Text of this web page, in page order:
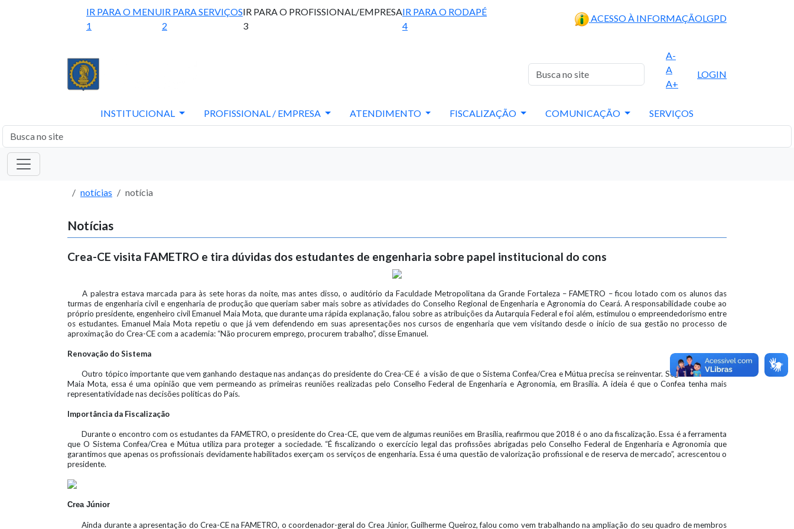
IR PARA O MENU
1
IR PARA SERVIÇOS
2
IR PARA O PROFISSIONAL/EMPRESA
3
IR PARA O RODAPÉ
4
ACESSO À INFORMAÇÃOLGPD
A-
A
A+
LOGIN
INSTITUCIONAL PROFISSIONAL / EMPRESA ATENDIMENTO FISCALIZAÇÃO COMUNICAÇÃO SERVIÇOS
notícias notícia
Notícias
Crea-CE visita FAMETRO e tira dúvidas dos estudantes de engenharia sobre papel institucional do cons
A palestra estava marcada para às sete horas da noite, mas antes disso, o auditório da Faculdade Metropolitana da Grande Fortaleza – FAMETRO – ficou lotado com os alunos das
turmas de engenharia civil e engenharia de produção que queriam saber mais sobre as atividades do Conselho Regional de Engenharia e Agronomia do Ceará. A responsabilidade coube ao
próprio presidente, engenheiro civil Emanuel Maia Mota, que durante uma rápida explanação, falou sobre as atribuições da Autarquia Federal e foi além, estimulou o empreendedorismo entre
os estudantes. Emanuel Maia Mota repetiu o que já vem defendendo em suas apresentações nos cursos de engenharia que vem visitando desde o início de sua gestão no processo de
aproximação do Crea-CE com a academia: “Não procurem emprego, procurem trabalho”, disse Emanuel.
Renovação do Sistema
Outro tópico importante que vem ganhando destaque nas andanças do presidente do Crea-CE é a visão de que o Sistema Confea/Crea e Mútua precisa se reinventar. Segundo Emanuel
Maia Mota, essa é uma opinião que vem permeando as primeiras reuniões realizadas pelo Conselho Federal de Engenharia e Agronomia, em Brasília. A ideia é que o Confea tenha mais
representatividade nas decisões políticas do País.
Importância da Fiscalização
Durante o encontro com os estudantes da FAMETRO, o presidente do Crea-CE, que vem de algumas reuniões em Brasília, reafirmou que 2018 é o ano da fiscalização. Essa é a ferramenta
que O Sistema Confea/Crea e Mútua utiliza para proteger a sociedade. “É fiscalizando o exercício legal das profissões abrigadas pelo Conselho Federal de Engenharia e Agronomia que
garantimos que apenas os profissionais devidamente habilitados exerçam os serviços de engenharia. Essa é uma questão de valorização profissional e de reserva de mercado”, acrescentou o
presidente.
Crea Júnior
Ainda durante a apresentação do Crea-CE na FAMETRO, o coordenador-geral do Crea Júnior, Guilherme Queiroz, falou como vem trabalhando na ampliação do seu quadro de membros